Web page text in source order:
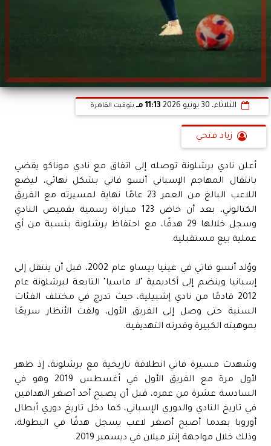
الثلاثاء، 30 يونيو 2026 11:13 مـ بتوقيت القاهرة
زياد فتحي
أعلن نادي برشلونة توصله إلى اتفاق مع نادي موناكو يقضي
بانتقال المهاجم الإسباني أنسو فاتي بشكل نهائي، ليضع
اللاعب البالغ من العمر 23 عامًا نهاية لمسيرته مع الفريق
الكتالوني، بعد أن خاض 123 مباراة رسمية بقميص النادي
وسجل خلالها 29 هدفًا، مع احتفاظ برشلونة بنسبة من أي
عملية بيع مستقبلية.
ووُلد أنسو فاتي في غينيا بيساو عام 2002، قبل أن ينتقل إلى
إسبانيا وينضم إلى أكاديمية "لا ماسيا" التابعة لبرشلونة عام
2012 قادمًا من نادي إشبيلية، حيث تدرج في مختلف الفئات
السنية حتى وصل إلى الفريق الأول، ولفت الأنظار سريعًا
بموهبته الكبيرة وقدرته التهديفية.
وشهدت مسيرة فاتي انطلاقة تاريخية مع برشلونة، إذ ظهر
لأول مرة مع الفريق الأول في أغسطس 2019 وهو في
السادسة عشرة من عمره، قبل أن يصبح أحد أصغر الهدافين
في تاريخ النادي والدوري الإسباني، كما دخل تاريخ دوري أبطال
أوروبا بعدما أصبح أصغر لاعب يسجل هدفًا في البطولة،
وذلك خلال مواجهة إنتر ميلان في ديسمبر 2019.